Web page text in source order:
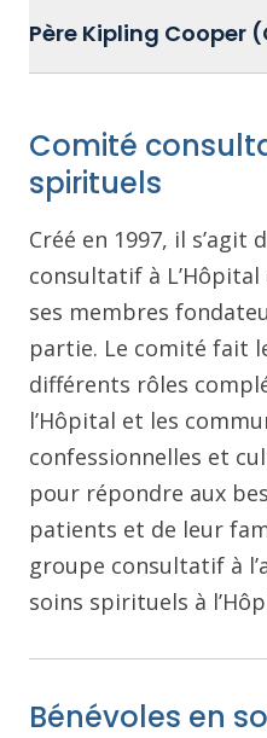
Père Kipling Cooper
Comité
spirituels
Créé en 1997, il s’agit
consultatif à L’Hôpital
ses membres
partie. Le comité fait
différents rôles
l’Hôpital et les
confessionnelles et
pour répondre aux
patients et de leur
groupe consultatif à
soins spirituels à
Bénévoles en